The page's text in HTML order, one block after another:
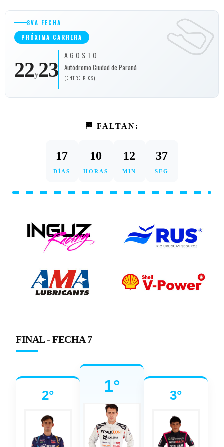
8VA FECHA
PRÓXIMA CARRERA
22y23
AGOSTO
Autódromo Ciudad de Paraná
(ENTRE RIOS)
🏁 FALTAN:
17
DÍAS
10
HORAS
12
MIN
36
SEG
FINAL - FECHA 7
2° 1° 3°